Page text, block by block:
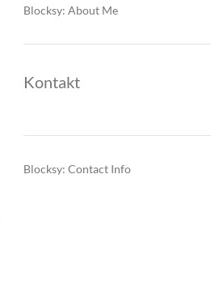
Blocksy: About Me
Kontakt
Blocksy: Contact Info